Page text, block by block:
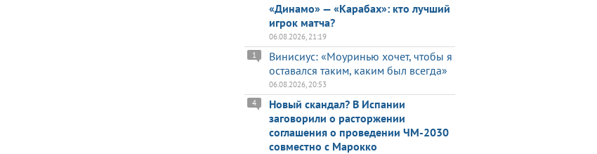
«Динамо» — «Карабах»: кто лучший
игрок матча?
06.08.2026, 21:19
Винисиус: «Моуринью хочет, чтобы я
оставался таким, каким был всегда»
1
06.08.2026, 20:53
Новый скандал? В Испании
заговорили о расторжении
соглашения о проведении ЧМ-2030
совместно с Марокко
4